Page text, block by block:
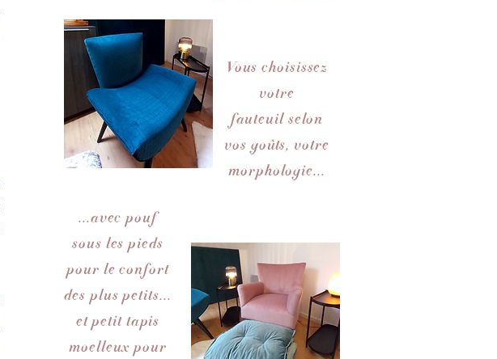
Vous choisissez
votre
fauteuilselon
vos goûts, votre
morphologie...
...avec pouf
sous les pieds
pour le confort
des plus petits...
et petit tapis
moelleux pour